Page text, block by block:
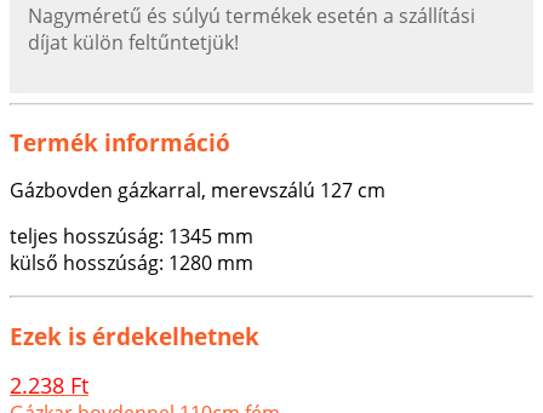
Nagyméretű és súlyú termékek esetén a szállítási
díjat külön feltűntetjük!
Termék információ
Gázbovden gázkarral, merevszálú 127 cm
teljes hosszúság: 1345 mm
külső hosszúság: 1280 mm
Ezek is érdekelhetnek
2.238 Ft